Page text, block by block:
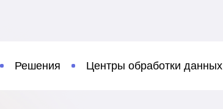
Решения Центры обработки данных